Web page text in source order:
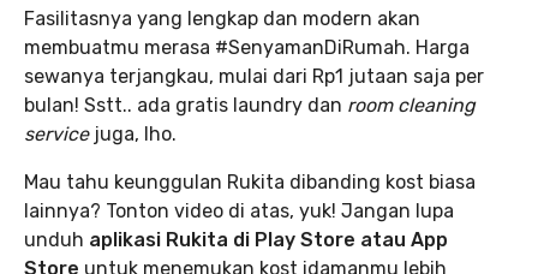
Fasilitasnya yang lengkap dan modern akan
membuatmu merasa #SenyamanDiRumah. Harga
sewanya terjangkau, mulai dari Rp1 jutaan saja per
bulan! Sstt.. ada gratis laundry dan room cleaning
service juga, lho.
Mau tahu keunggulan Rukita dibanding kost biasa
lainnya? Tonton video di atas, yuk! Jangan lupa
unduh aplikasi Rukita di Play Store atau App
Store untuk menemukan kost idamanmu lebih